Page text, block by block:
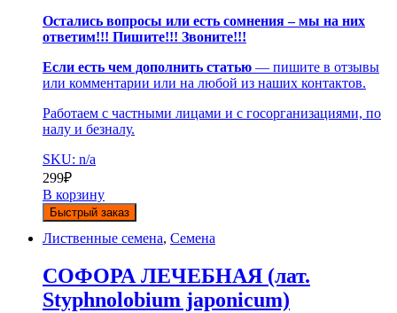
Остались вопросы или есть сомнения – мы на них
ответим!!! Пишите!!! Звоните!!!
Если есть чем дополнить статью — пишите в отзывы
или комментарии или на любой из наших контактов.
Работаем с частными лицами и с госорганизациями, по
налу и безналу.
SKU: n/a
299₽
В корзину
Быстрый заказ
Лиственные семена, Семена
СОФОРА ЛЕЧЕБНАЯ (лат.
Styphnolobium japonicum)